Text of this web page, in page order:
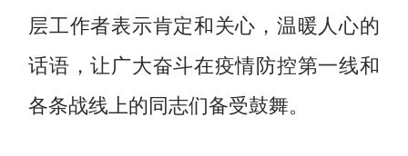
层工作者表示肯定和关心，温暖人心的
话语，让广大奋斗在疫情防控第一线和
各条战线上的同志们备受鼓舞。